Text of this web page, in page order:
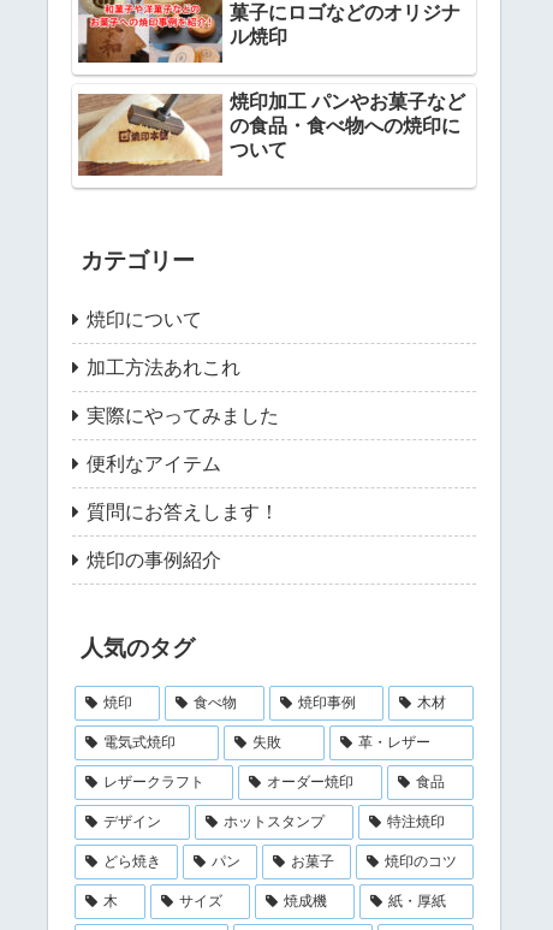
菓子にロゴなどのオリジナ
ル焼印
焼印加工 パンやお菓子など
の食品・食べ物への焼印に
ついて
カテゴリー
焼印について
加工方法あれこれ
実際にやってみました
便利なアイテム
質問にお答えします！
焼印の事例紹介
人気のタグ
焼印 食べ物 焼印事例 木材
電気式焼印 失敗 革・レザー
レザークラフト オーダー焼印 食品
デザイン ホットスタンプ 特注焼印
どら焼き パン お菓子 焼印のコツ
木 サイズ 焼成機 紙・厚紙